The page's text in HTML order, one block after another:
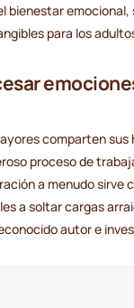
bienestar
para los
comparten sus
proceso de
a menudo sirve
a soltar cargas
autor e